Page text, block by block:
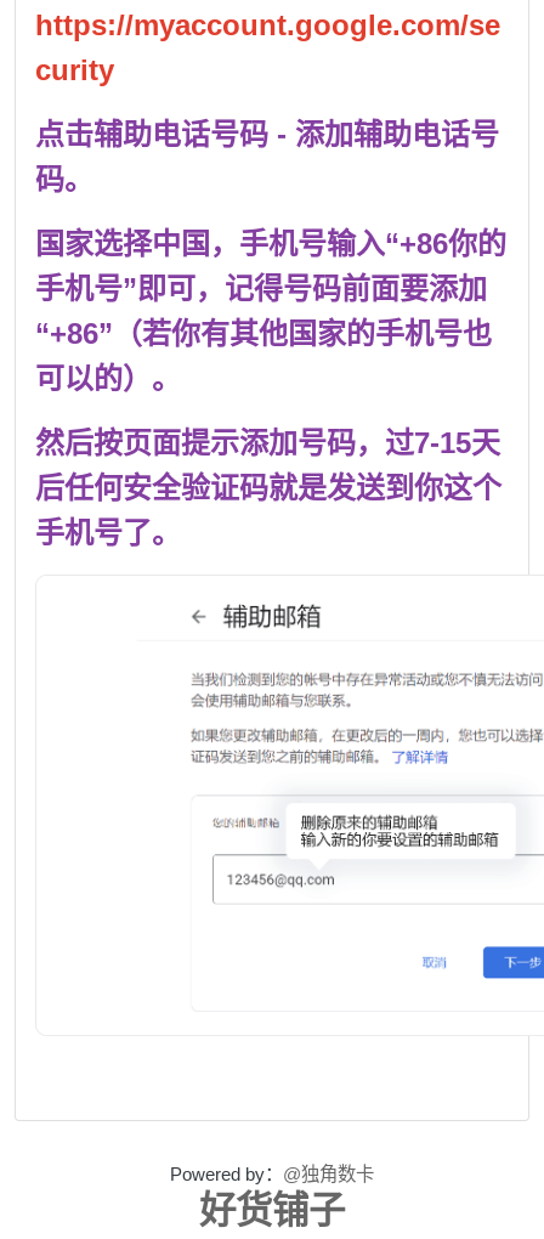
https://myaccount.google.com/se
curity
点击辅助电话号码 - 添加辅助电话号
码。
国家选择中国，手机号输入“+86你的
手机号”即可，记得号码前面要添加
“+86”（若你有其他国家的手机号也
可以的）。
然后按页面提示添加号码，过7-15天
后任何安全验证码就是发送到你这个
手机号了。
Powered by： @独角数卡
好货铺子